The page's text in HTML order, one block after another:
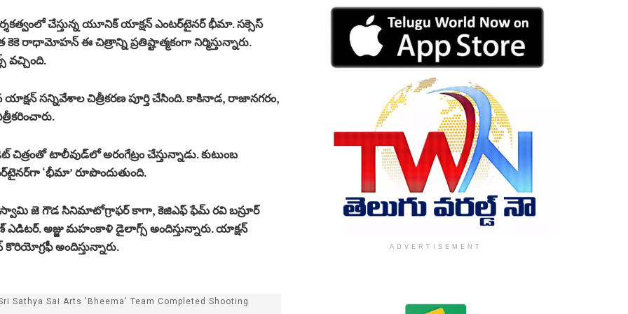
చేస్తున్న యూనిక్ యాక్షన్ ఎంటర్‌టైనర్ భీమా. సక్సెస్
కెకె రాధామోహన్ ఈ చిత్రాన్ని ప్రతిష్టాత్మకంగా నిర్మిస్తున్నారు.
వచ్చింది.
సన్నివేశాల చిత్రీకరణ పూర్తి చేసింది. కాకినాడ, రాజానగరం,
చిత్రంతో టాలీవుడ్‌లో అరంగేట్రం చేస్తున్నాడు. కుటుంబ
‘భీమా’ రూపొందుతుంది.
స్వామి జె గౌడ సినిమాటోగ్రాఫర్ కాగా, కెజిఎఫ్ ఫేమ్ రవి బస్రూర్
ఎడిటర్. అజ్జు మహంకాళి డైలాగ్స్ అందిస్తున్నారు. యాక్షన్
అందిస్తున్నారు.
Sathya Sai Arts 'Bheema' Team Completed Shooting
ADVERTISEMENT